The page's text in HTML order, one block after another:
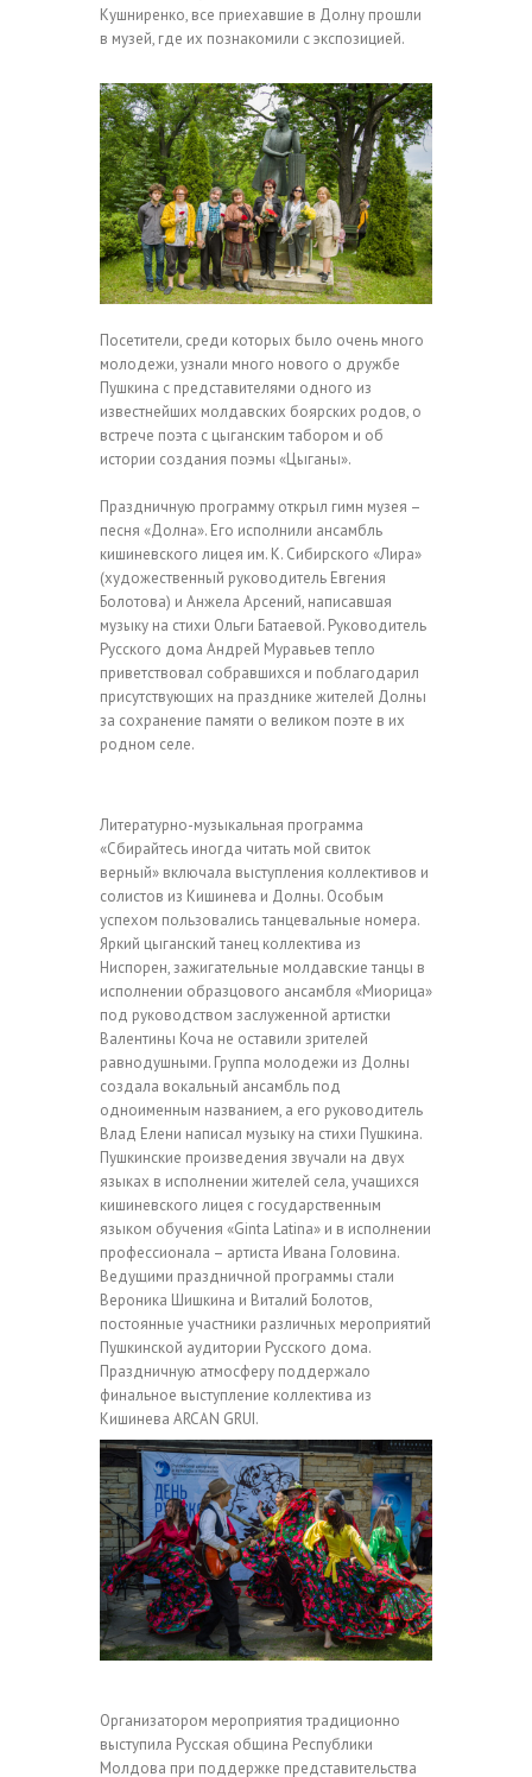
Кушниренко, все приехавшие в Долну прошли
в музей, где их познакомили с экспозицией.
Посетители, среди которых было очень много
молодежи, узнали много нового о дружбе
Пушкина с представителями одного из
известнейших молдавских боярских родов, о
встрече поэта с цыганским табором и об
истории создания поэмы «Цыганы».
Праздничную программу открыл гимн музея –
песня «Долна». Его исполнили ансамбль
кишиневского лицея им. К. Сибирского «Лира»
(художественный руководитель Евгения
Болотова) и Анжела Арсений, написавшая
музыку на стихи Ольги Батаевой. Руководитель
Русского дома Андрей Муравьев тепло
приветствовал собравшихся и поблагодарил
присутствующих на празднике жителей Долны
за сохранение памяти о великом поэте в их
родном селе.
Литературно-музыкальная программа
«Сбирайтесь иногда читать мой свиток
верный» включала выступления коллективов и
солистов из Кишинева и Долны. Особым
успехом пользовались танцевальные номера.
Яркий цыганский танец коллектива из
Ниспорен, зажигательные молдавские танцы в
исполнении образцового ансамбля «Миорица»
под руководством заслуженной артистки
Валентины Коча не оставили зрителей
равнодушными. Группа молодежи из Долны
создала вокальный ансамбль под
одноименным названием, а его руководитель
Влад Елени написал музыку на стихи Пушкина.
Пушкинские произведения звучали на двух
языках в исполнении жителей села, учащихся
кишиневского лицея c государственным
языком обучения «Ginta Latina» и в исполнении
профессионала – артиста Ивана Головина.
Ведущими праздничной программы стали
Вероника Шишкина и Виталий Болотов,
постоянные участники различных мероприятий
Пушкинской аудитории Русского дома.
Праздничную атмосферу поддержало
финальное выступление коллектива из
Кишинева ARCAN GRUI.
Организатором мероприятия традиционно
выступила Русская община Республики
Молдова при поддержке представительства